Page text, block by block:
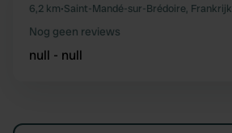
6,2 km•Saint-Mandé-sur-Brédoire, Frankrijk
Nog geen reviews
null - null